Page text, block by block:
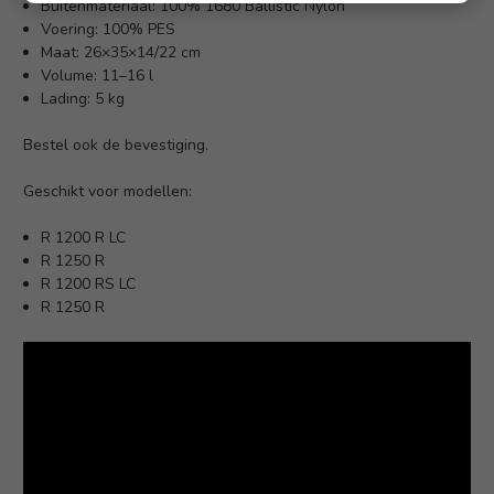
Buitenmateriaal: 100% 1680 Ballistic Nylon
Voering: 100% PES
Maat: 26×35×14/22 cm
Volume: 11–16 l
Lading: 5 kg
Bestel ook de bevestiging.
Geschikt voor modellen:
R 1200 R LC
R 1250 R
R 1200 RS LC
R 1250 R